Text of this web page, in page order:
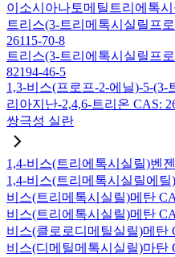
이소시아나토메틸트리에톡시
트리스(3-트리메톡시실릴프
26115-70-8
트리스(3-트리에톡시실릴프
82194-46-5
1,3-비스(프로프-2-에닐)-5-(3-
리아지난-2,4,6-트리온 CAS:
쌍극성 실란
1,4-비스(트리에톡시실릴)벤젠
1,4-비스(트리메톡시실릴에틸
비스(트리메톡시실릴)메탄
비스(트리에톡시실릴)메탄
비스(클로로디메틸실릴)메탄
비스(디메틸메톡시실릴)마탄